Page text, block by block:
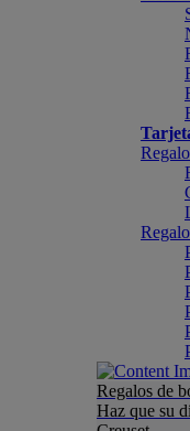
Regalos de
Haz que su